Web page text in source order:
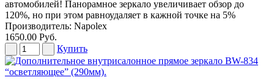
автомобилей! Панорамное зеркало увеличивает обзор до
120%, но при этом равноудаляет в кажной точке на 5%
Производитель: Napolex
1650.00 Руб.
Купить